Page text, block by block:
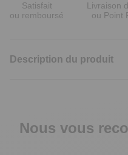
Satisfait
ou remboursé
Livraison
ou Point
Description du produit
Nous vous